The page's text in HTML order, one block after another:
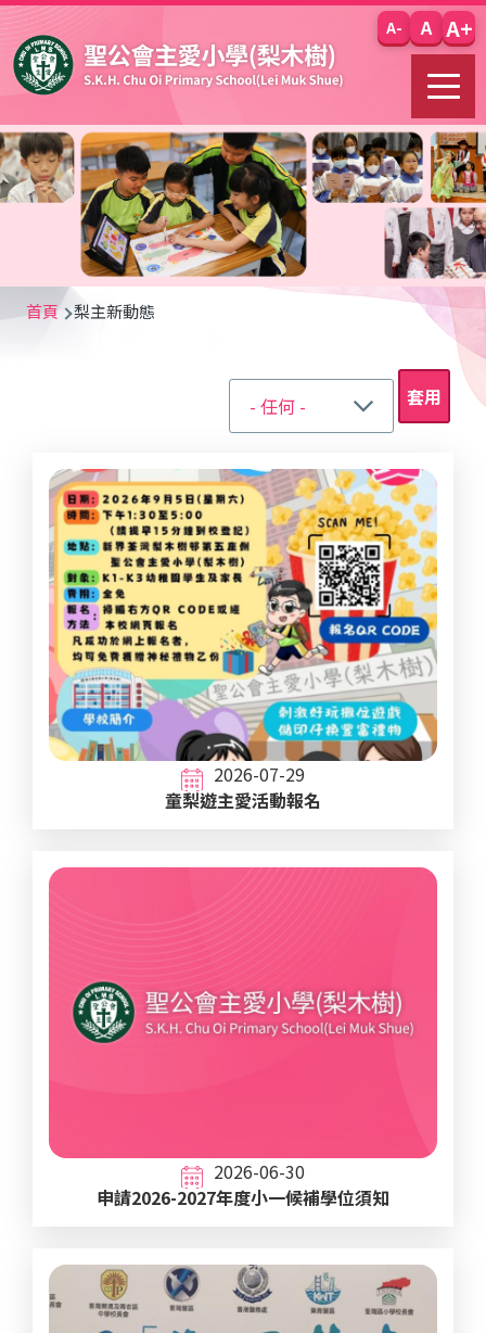
移至主內容
A- A A+
導
首頁 梨主新動態
2026-07-29
童梨遊主愛活動報名
2026-06-30
申請2026-2027年度小一候補學位須知